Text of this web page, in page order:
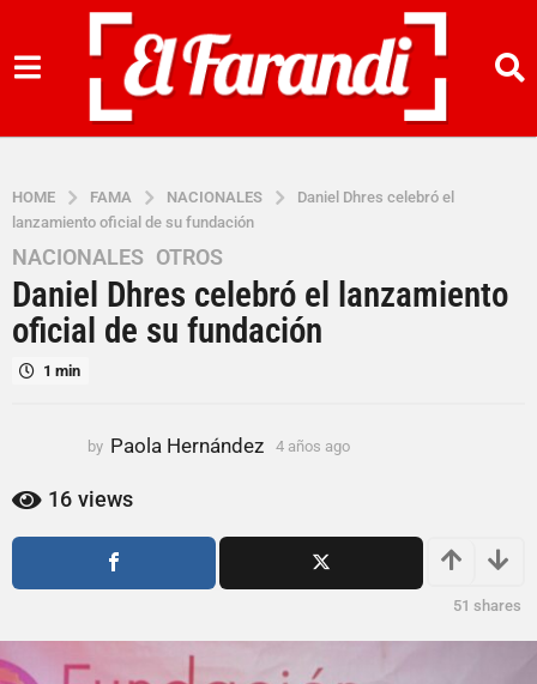
HOME FAMA NACIONALES
Daniel Dhres celebró el
lanzamiento oficial de su fundación
4
a
o
s
4
ñ
g
NACIONALES ,OTROS
Daniel Dhres celebró el lanzamiento
oficial de su fundación
1 min
by Paola Hernández 4 años ago
s
16 views
51 shares